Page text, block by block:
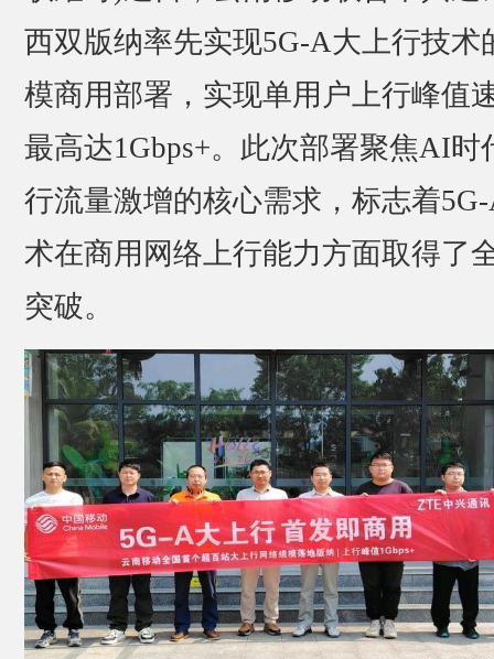
西双版纳率先实现5G-A大上行技术
模商用部署，实现单用户上行峰值
最高达1Gbps+。此次部署聚焦AI时
行流量激增的核心需求，标志着
术在商用网络上行能力方面取得了
突破。